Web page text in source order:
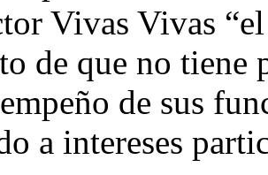
Vivas Vivas
de que no
de sus
a intereses